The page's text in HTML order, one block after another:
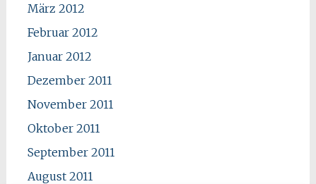
März 2012
Februar 2012
Januar 2012
Dezember 2011
November 2011
Oktober 2011
September 2011
August 2011